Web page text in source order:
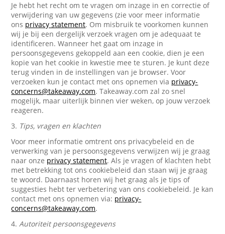
Je hebt het recht om te vragen om inzage in en correctie of
verwijdering van uw gegevens (zie voor meer informatie
ons privacy statement. Om misbruik te voorkomen kunnen
wij je bij een dergelijk verzoek vragen om je adequaat te
identificeren. Wanneer het gaat om inzage in
persoonsgegevens gekoppeld aan een cookie, dien je een
kopie van het cookie in kwestie mee te sturen. Je kunt deze
terug vinden in de instellingen van je browser. Voor
verzoeken kun je contact met ons opnemen via privacy-
concerns@takeaway.com. Takeaway.com zal zo snel
mogelijk, maar uiterlijk binnen vier weken, op jouw verzoek
reageren.
3. Tips, vragen en klachten
Voor meer informatie omtrent ons privacybeleid en de
verwerking van je persoonsgegevens verwijzen wij je graag
naar onze privacy statement. Als je vragen of klachten hebt
met betrekking tot ons cookiebeleid dan staan wij je graag
te woord. Daarnaast horen wij het graag als je tips of
suggesties hebt ter verbetering van ons cookiebeleid. Je kan
contact met ons opnemen via: privacy-
concerns@takeaway.com.
4.Autoriteit persoonsgegevens